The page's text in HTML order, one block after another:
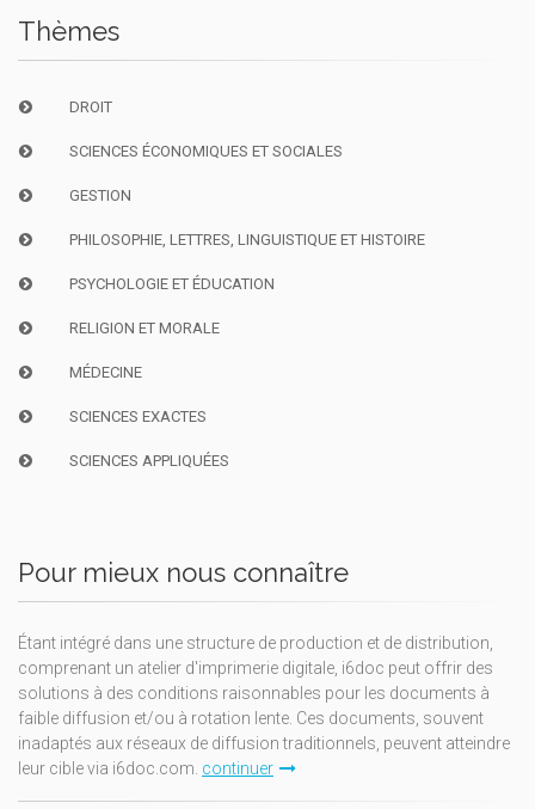
Thèmes
DROIT
SCIENCES ÉCONOMIQUES ET SOCIALES
GESTION
PHILOSOPHIE, LETTRES, LINGUISTIQUE ET HISTOIRE
PSYCHOLOGIE ET ÉDUCATION
RELIGION ET MORALE
MÉDECINE
SCIENCES EXACTES
SCIENCES APPLIQUÉES
Pour mieux nous connaître
Étant intégré dans une structure de production et de distribution,
comprenant un atelier d'imprimerie digitale, i6doc peut offrir des
solutions à des conditions raisonnables pour les documents à
faible diffusion et/ou à rotation lente. Ces documents, souvent
inadaptés aux réseaux de diffusion traditionnels, peuvent atteindre
leur cible via i6doc.com. continuer